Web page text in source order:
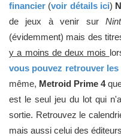
financier (voir détails ici)
de jeux à venir sur
(évidemment) mais des
y a moins de deux mois
vous pouvez retrouver les
même, Metroid Prime 4
est le seul jeu du lot qui
sortie. Retrouvez le
mais aussi celui des